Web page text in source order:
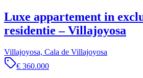
Luxe appartement in
residentie – Villajoyosa
Villajoyosa, Cala de Villajoyosa
€ 360.000